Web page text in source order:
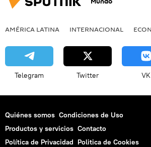
AMÉRICA LATINA INTERNACIONAL
Telegram Twitter VK
Quiénes somos Condiciones de Uso
Productos y servicios Contacto
Política de Privacidad Politica de Cookies